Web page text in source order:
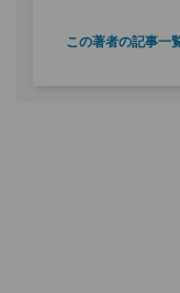
この著者の記事一